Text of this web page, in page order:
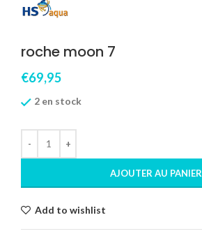
roche moon 7
€69,95
2 en stock
AJOUTER AU PANIER
Add to wishlist